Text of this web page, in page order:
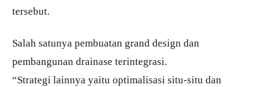
tersebut.
Salah satunya pembuatan grand design dan
pembangunan drainase terintegrasi.
“Strategi lainnya yaitu optimalisasi situ-situ dan